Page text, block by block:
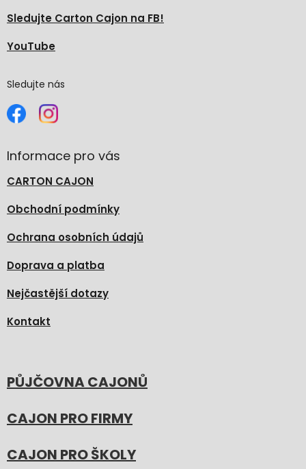
Sledujte Carton Cajon na FB!
YouTube
Sledujte nás
Informace pro vás
CARTON CAJON
Obchodní podmínky
Ochrana osobních údajů
Doprava a platba
Nejčastější dotazy
Kontakt
PŮJČOVNA CAJONŮ
CAJON PRO FIRMY
CAJON PRO ŠKOLY